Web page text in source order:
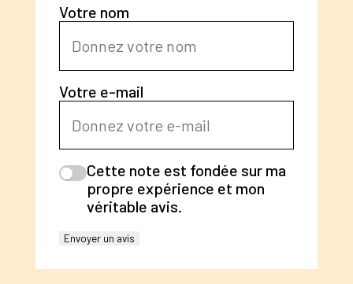
Votre nom
Votre e-mail
Cette note est fondée sur ma
propre expérience et mon
véritable avis.
Envoyer un avis